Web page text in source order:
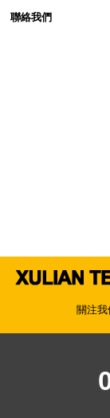
聯絡我們
關注我